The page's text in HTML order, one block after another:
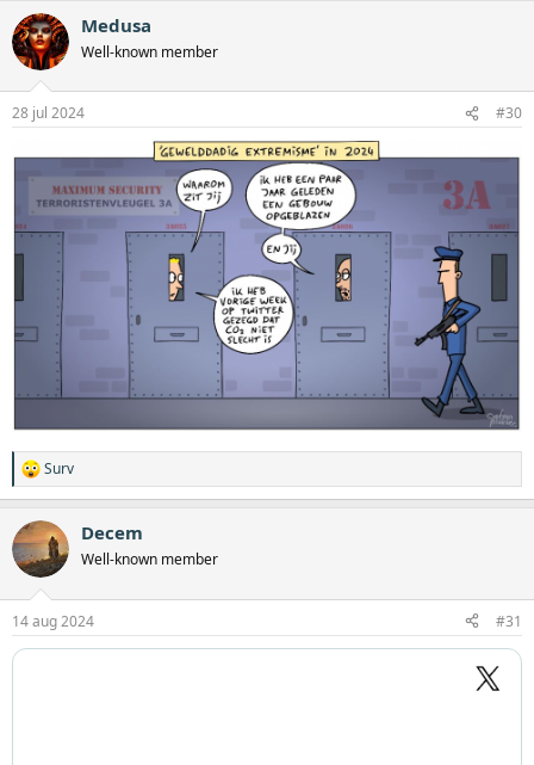
r
d
e
n
e
Medusa
Well-known member
28 jul 2024 #30
W
a
r
d
e
n
g
Surv
Decem
Well-known member
14 aug 2024 #31